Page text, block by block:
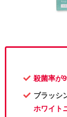
殺菌率が
ブラッシ
ホワイト